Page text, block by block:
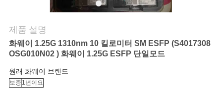
뉴
스
제품 설명
화웨이 1.25G 1310nm 10 킬로미터 SM ESFP (S4017308
OSG010N02 ) 화웨이 1.25G ESFP 단일모드
원래 화웨이 브랜드
보증 1년이요